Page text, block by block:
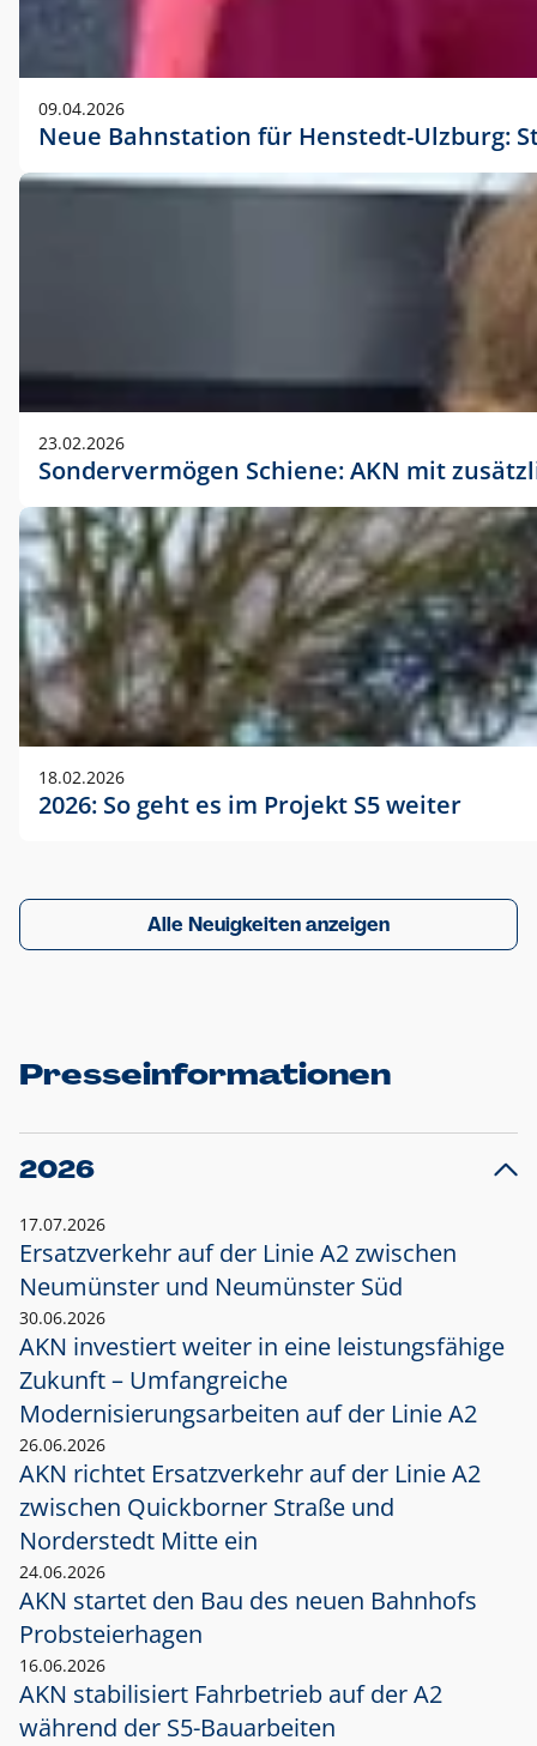
09.04.2026
Neue Bahnstation für Henstedt-Ulzburg:
23.02.2026
Sondervermögen Schiene: AKN mit
18.02.2026
2026: So geht es im Projekt S5 weiter
Alle Neuigkeiten anzeigen
Presseinformationen
2026
17.07.2026
Ersatzverkehr auf der Linie A2 zwischen
Neumünster und Neumünster Süd
30.06.2026
AKN investiert weiter in eine leistungsfähige
Zukunft – Umfangreiche
Modernisierungsarbeiten auf der Linie A2
26.06.2026
AKN richtet Ersatzverkehr auf der Linie A2
zwischen Quickborner Straße und
Norderstedt Mitte ein
24.06.2026
AKN startet den Bau des neuen Bahnhofs
Probsteierhagen
16.06.2026
AKN stabilisiert Fahrbetrieb auf der A2
während der S5-Bauarbeiten